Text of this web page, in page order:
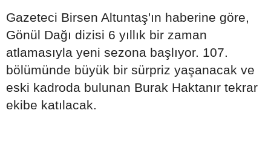
Gazeteci Birsen Altuntaş'ın haberine göre,
Gönül Dağı dizisi 6 yıllık bir zaman
atlamasıyla yeni sezona başlıyor. 107.
bölümünde büyük bir sürpriz yaşanacak ve
eski kadroda bulunan Burak Haktanır tekrar
ekibe katılacak.